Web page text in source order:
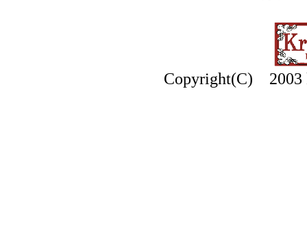
Copyright(C) 2003